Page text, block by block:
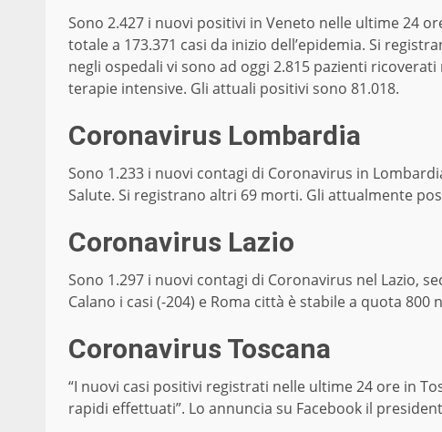
Sono 2.427 i nuovi positivi in Veneto nelle ultime 24
totale a 173.371 casi da inizio dell’epidemia. Si
negli ospedali vi sono ad oggi 2.815 pazienti
terapie intensive. Gli attuali positivi sono 81.018.
Coronavirus Lombardia
Sono 1.233 i nuovi contagi di Coronavirus in
Salute. Si registrano altri 69 morti. Gli attualmente
Coronavirus Lazio
Sono 1.297 i nuovi contagi di Coronavirus nel Lazio,
Calano i casi (-204) e Roma città è stabile a quota 800
Coronavirus Toscana
“I nuovi casi positivi registrati nelle ultime 24 ore in
rapidi effettuati”. Lo annuncia su Facebook il